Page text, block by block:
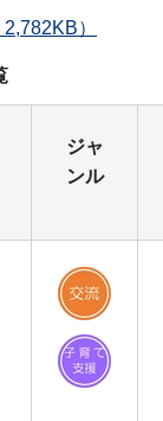
）
ジャ
ンル